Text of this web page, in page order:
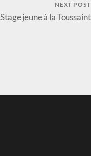
NEXT POST
Stage jeune à la Toussaint